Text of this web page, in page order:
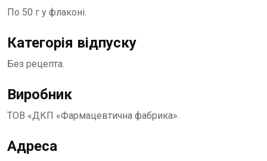
По 50 г у флаконі.
Категорія відпуску
Без рецепта.
Виробник
ТОВ «ДКП «Фармацевтична фабрика».
Адреса